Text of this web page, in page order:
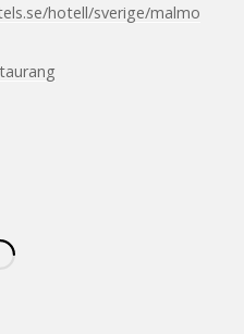
hotell/sverige/malmo